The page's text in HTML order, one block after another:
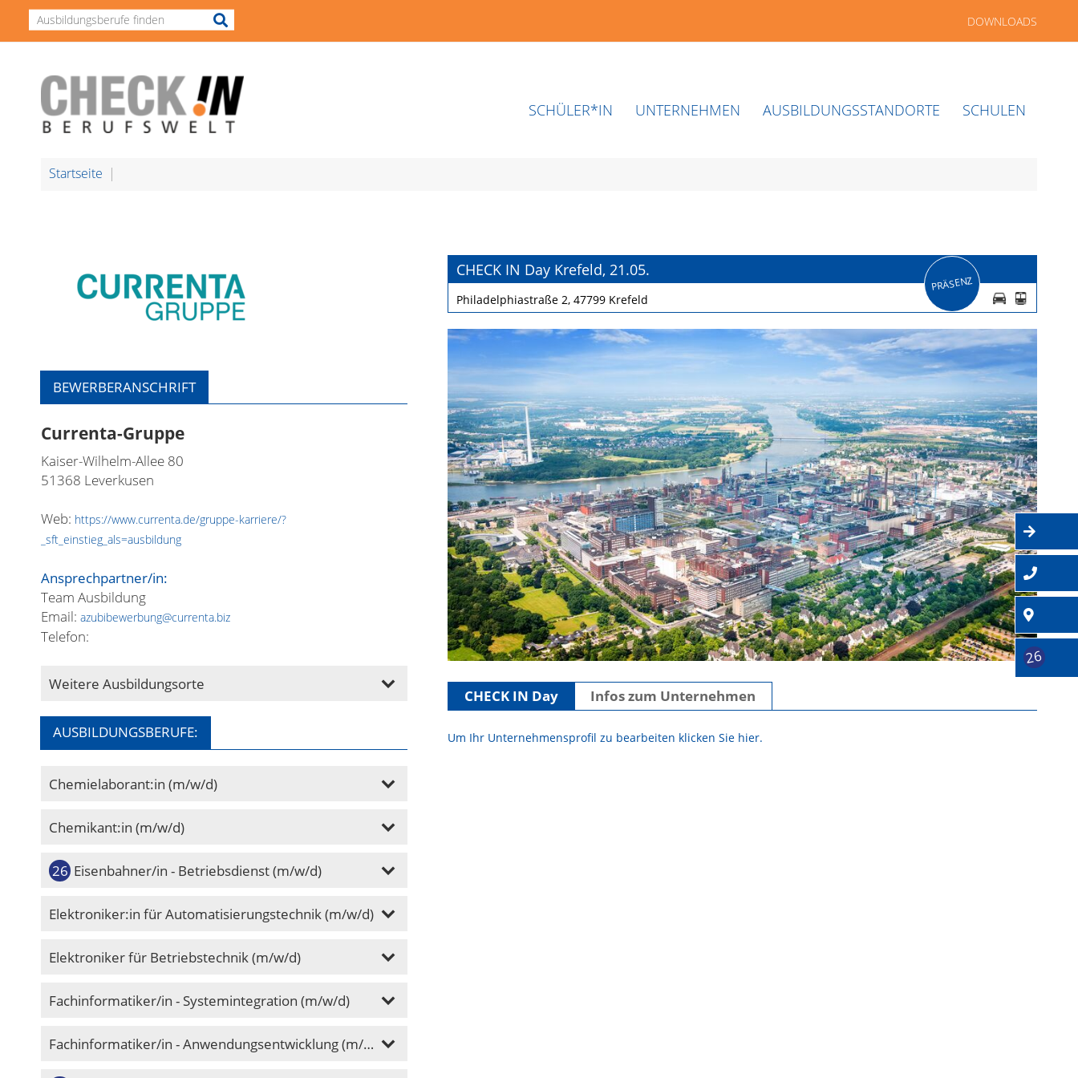
DOWNLOADS
SCHÜLER*IN UNTERNEHMEN AUSBILDUNGSSTANDORTE SCHULEN
Startseite
BEWERBERANSCHRIFT
Currenta-Gruppe
Kaiser-Wilhelm-Allee 80
51368 Leverkusen
Web: https://www.currenta.de/gruppe-karriere/?
_sft_einstieg_als=ausbildung
Ansprechpartner/in:
Team Ausbildung
Email: azubibewerbung@currenta.biz
Telefon:
Weitere Ausbildungsorte
AUSBILDUNGSBERUFE:
Chemielaborant:in (m/w/d)
Chemikant:in (m/w/d)
Eisenbahner/in - Betriebsdienst (m/w/d)
Elektroniker:in für Automatisierungstechnik (m/w/d)
Elektroniker für Betriebstechnik (m/w/d)
Fachinformatiker/in - Systemintegration (m/w/d)
Fachinformatiker/in - Anwendungsentwicklung (m/w/d)
CHECK IN Day Krefeld, 21.05.
Philadelphiastraße 2, 47799 Krefeld
PRÄSENZ
CHECK IN Day Infos zum Unternehmen
Um Ihr Unternehmensprofil zu bearbeiten klicken Sie hier.